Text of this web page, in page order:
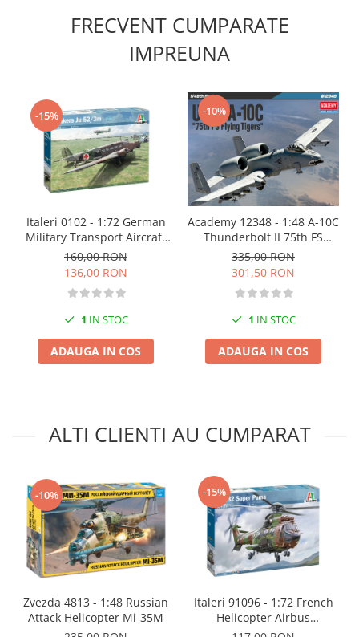
Speedpaints
Spray
Speedpaint Markers
Accesorii pictura
Gaahleri
Markere Metalice
FRECVENT CUMPARATE
IMPREUNA
-15%
Italeri 0102 - 1:72 German
Military Transport Aircraft
Junkers Ju-52/3M
160,00 RON
136,00 RON
1 IN STOC
ADAUGA IN COS
-10%
Academy 12348 - 1:48 A-10C
Thunderbolt II 75th FS
Flying Tigers
335,00 RON
301,50 RON
1 IN STOC
ADAUGA IN COS
ALTI CLIENTI AU CUMPARAT
-10%
Zvezda 4813 - 1:48 Russian
Attack Helicopter Mi-35M
-15%
Italeri 91096 - 1:72 French
Helicopter Airbus
Eurocopter As332 Super